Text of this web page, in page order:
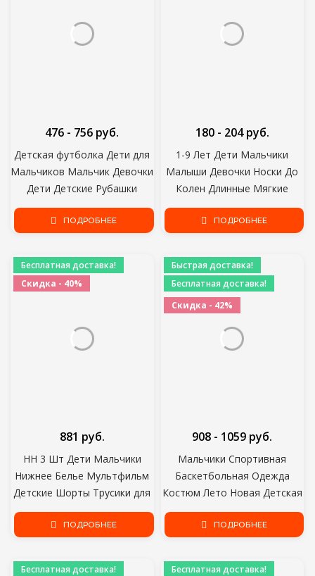
Детская футболка Дети для
Мальчиков Мальчик Девочки
Дети Детские Рубашки
Ребенок Ребенок Малыш
Хлопок Мультфильм Тройник
476 - 756 руб.
ПОДРОБНЕЕ
1-9 Лет Дети Мальчики
Малыши Девочки Носки До
Колен Длинные Мягкие
Хлопчатобумажные Детские
Носки Раздетые Детские
180 - 204 руб.
ПОДРОБНЕЕ
Бесплатная доставка!
Скидка - 40%
HH 3 Шт Дети Мальчики
Нижнее Белье Мультфильм
Детские Шорты Трусики для
Мальчика Малыша Боксеры
Полосы Подростки
881 руб.
ПОДРОБНЕЕ
Быстрая доставка!
Бесплатная доставка!
Скидка - 42%
Мальчики Спортивная
Баскетбольная Одежда
Костюм Лето Новая Детская
Мода Досуг Письма Без
рукавов Детский Жилет +
908 - 1059 руб.
ПОДРОБНЕЕ
Бесплатная доставка!
Бесплатная доставка!